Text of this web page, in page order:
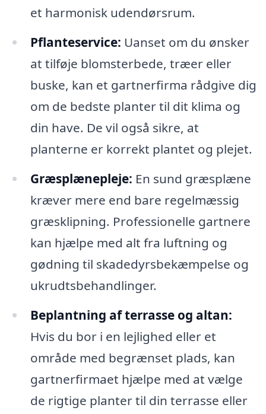
et harmonisk udendørsrum.
Pflanteservice: Uanset om du ønsker
at tilføje blomsterbede, træer eller
buske, kan et gartnerfirma rådgive dig
om de bedste planter til dit klima og
din have. De vil også sikre, at
planterne er korrekt plantet og plejet.
Græsplænepleje: En sund græsplæne
kræver mere end bare regelmæssig
græsklipning. Professionelle gartnere
kan hjælpe med alt fra luftning og
gødning til skadedyrsbekæmpelse og
ukrudtsbehandlinger.
Beplantning af terrasse og altan:
Hvis du bor i en lejlighed eller et
område med begrænset plads, kan
gartnerfirmaet hjælpe med at vælge
de rigtige planter til din terrasse eller